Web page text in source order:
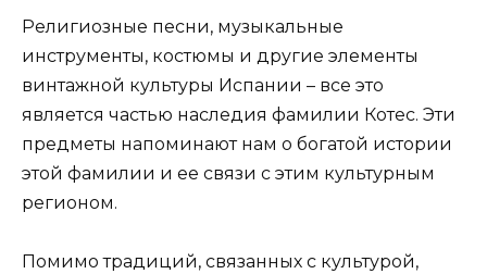
Религиозные песни, музыкальные
инструменты, костюмы и другие элементы
винтажной культуры Испании – все это
является частью наследия фамилии Котес. Эти
предметы напоминают нам о богатой истории
этой фамилии и ее связи с этим культурным
регионом.
Помимо традиций, связанных с культурой,